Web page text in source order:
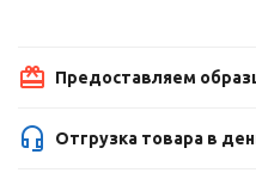
Предоставляем
Отгрузка товара в